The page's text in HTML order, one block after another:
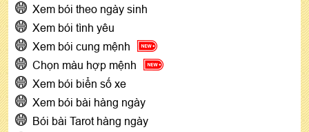
Xem bói theo ngày sinh
Xem bói tình yêu
Xem bói cung mệnh
Chọn màu hợp mệnh
Xem bói biển số xe
Xem bói bài hàng ngày
Bói bài Tarot hàng ngày